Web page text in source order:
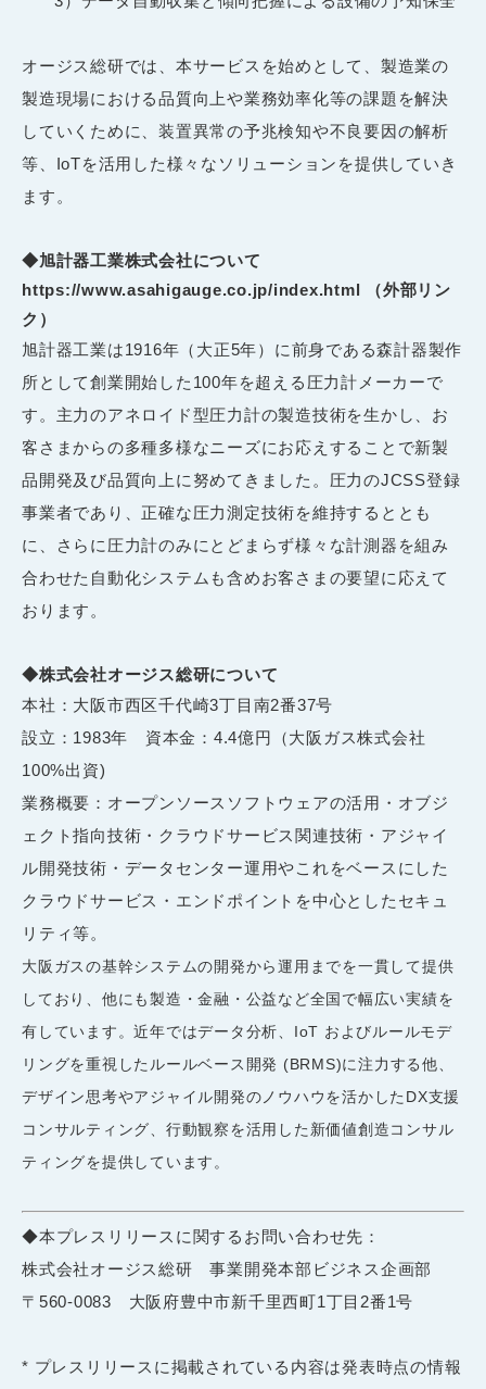
オージス総研では、本サービスを始めとして、製造業の
製造現場における品質向上や業務効率化等の課題を解決
していくために、装置異常の予兆検知や不良要因の解析
等、IoTを活用した様々なソリューションを提供していき
ます。
◆旭計器工業株式会社について
https://www.asahigauge.co.jp/index.html （外部リン
ク）
旭計器工業は1916年（大正5年）に前身である森計器製作
所として創業開始した100年を超える圧力計メーカーで
す。主力のアネロイド型圧力計の製造技術を生かし、お
客さまからの多種多様なニーズにお応えすることで新製
品開発及び品質向上に努めてきました。圧力のJCSS登録
事業者であり、正確な圧力測定技術を維持するととも
に、さらに圧力計のみにとどまらず様々な計測器を組み
合わせた自動化システムも含めお客さまの要望に応えて
おります。
◆株式会社オージス総研について
本社：大阪市西区千代崎3丁目南2番37号
設立： 1983年 資本金： 4.4億円（大阪ガス株式会社
100%出資)
業務概要：オープンソースソフトウェアの活用・オブジ
ェクト指向技術・クラウドサービス関連技術・アジャイ
ル開発技術・データセンター運用やこれをベースにした
クラウドサービス・エンドポイントを中心としたセキュ
リティ等。
大阪ガスの基幹システムの開発から運用までを一貫して提供
しており、他にも製造・金融・公益など全国で幅広い実績を
有しています。近年ではデータ分析、IoT およびルールモデ
リングを重視したルールベース開発 (BRMS)に注力する他、
デザイン思考やアジャイル開発のノウハウを活かしたDX支援
コンサルティング、行動観察を活用した新価値創造コンサル
ティングを提供しています。
◆本プレスリリースに関するお問い合わせ先：
株式会社オージス総研 事業開発本部ビジネス企画部
〒 560-0083 大阪府豊中市新千里西町1丁目2番1号
* プレスリリースに掲載されている内容は発表時点の情報